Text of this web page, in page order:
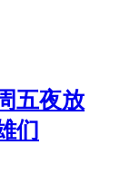
五夜放
们